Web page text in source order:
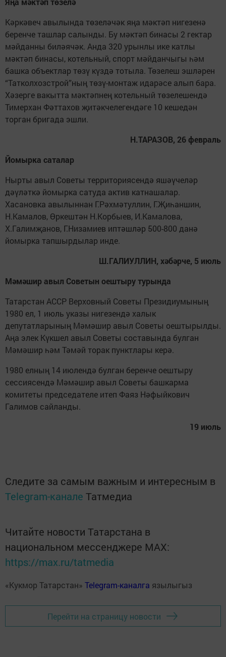
Кәркәвеч авылында төзеләчәк яңа мәктәп нигезенә
беренче ташлар салынды. Бу мәктәп бинасы 2 гектар
мәйданны биләячәк. Анда 320 урынлы ике катлы
мәктәп бинасы, котельный, спорт мәйданчыгы һәм
башка объектлар төзү күздә тотыла. Төзелеш эшләрен
“Татколхозстрой”ның төзү-монтаж идарәсе алып бара.
Хәзерге вакытта мәктәпнең котельный төзелешендә
Тимерхан Фәттахов җитәкчелегендәге 10 кешедән
торган бригада эшли.
Н.ТАРАЗОВ, 26 февраль
Йомырка саталар
Нырты авыл Советы территориясендә яшәүчеләр
дәүләткә йомырка сатуда актив катнашалар.
Хасановка авылыннан Г.Рәхмәтуллин, Г.Җиһаншин,
Н.Камалов, Өркештән Н.Корбыев, И.Камалова,
Х.Галимҗанов, Г.Низамиев иптәшләр 500-800 данә
йомырка тапшырдылар инде.
Ш.ГАЛИУЛЛИН, хәбәрче, 5 июль
Мәмәшир авыл Советын оештыру турында
Татарстан АССР Верховный Советы Президиумының
1980 ел, 1 июль указы нигезендә халык
депутатларының Мәмәшир авыл Советы оештырылды.
Аңа элек Күкшел авыл Советы составында булган
Мәмәшир һәм Тәмәй торак пунктлары керә.
1980 елның 14 июлендә булган беренче оештыру
сессиясендә Мәмәшир авыл Советы башкарма
комитеты председателе итеп Фаяз Нәфыйкович
Галимов сайланды.
19 июль
Следите за самым важным и интересным в
Telegram-канале Татмедиа
Читайте новости Татарстана в
национальном мессенджере MАХ:
https://max.ru/tatmedia
«Кукмор Татарстан» Telegram-каналга язылыгыз
Перейти на страницу новости